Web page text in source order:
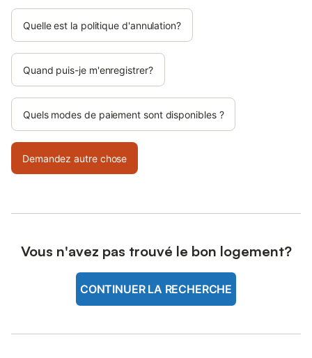
Quelle est la politique d'annulation?
Quand puis-je m'enregistrer?
Quels modes de paiement sont disponibles ?
Demandez autre chose
Vous n'avez pas trouvé le bon logement?
CONTINUER LA RECHERCHE